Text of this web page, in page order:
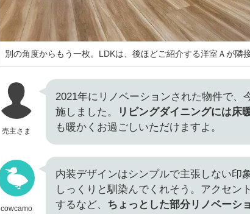
別の角度からもう一枚。LDKは、後ほどご紹介する洋室Ａが隣
売主さま
2021年にリノベーションされた物件で、
施しました。
リビングダイニングには床
も暖かくお過ごしいただけますよ。
cowcamo
内装デザインはシンプルで主張しない印
しっくりと馴染んでくれそう。アクセン
するなど、 ちょっとした部分リノベーシ